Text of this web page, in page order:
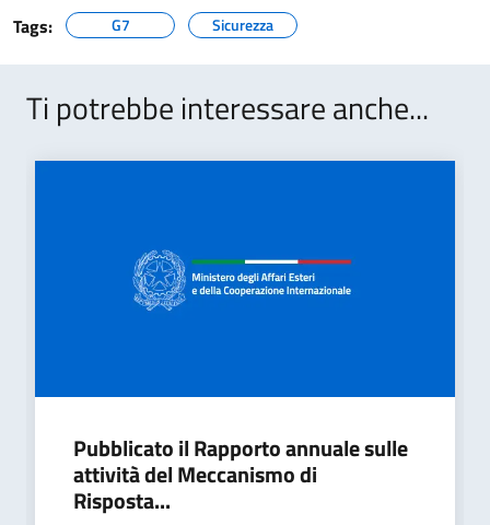
Tags:
G7 Sicurezza
Ti potrebbe interessare anche...
Pubblicato il Rapporto annuale sulle
attività del Meccanismo di
Risposta...